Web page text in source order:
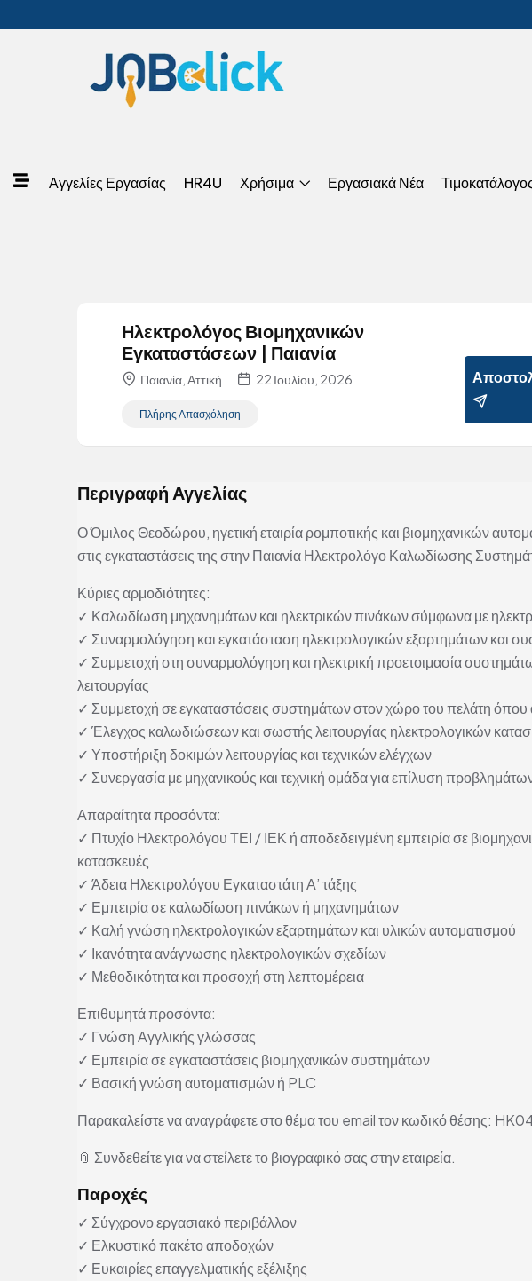
Αγγελίες Εργασίας HR4U Χρήσιμα Εργασιακά Νέα
Ηλεκτρολόγος Βιομηχανικών
Εγκαταστάσεων | Παιανία
Παιανία, Αττική 22 Ιουλίου, 2026
Πλήρης Απασχόληση
Περιγραφή Αγγελίας
Ο Όμιλος Θεοδώρου, ηγετική εταιρία ρομποτικής και βιομηχανικών
στις εγκαταστάσεις της στην Παιανία Ηλεκτρολόγο Καλωδίωσης
Κύριες αρμοδιότητες:
✓ Καλωδίωση μηχανημάτων και ηλεκτρικών πινάκων σύμφωνα με
✓ Συναρμολόγηση και εγκατάσταση ηλεκτρολογικών εξαρτημάτων και
✓ Συμμετοχή στη συναρμολόγηση και ηλεκτρική προετοιμασία
λειτουργίας
✓ Συμμετοχή σε εγκαταστάσεις συστημάτων στον χώρο του πελάτη όπου
✓ Έλεγχος καλωδιώσεων και σωστής λειτουργίας ηλεκτρολογικών
✓ Υποστήριξη δοκιμών λειτουργίας και τεχνικών ελέγχων
✓ Συνεργασία με μηχανικούς και τεχνική ομάδα για επίλυση
Απαραίτητα προσόντα:
✓ Πτυχίο Ηλεκτρολόγου ΤΕΙ / ΙΕΚ ή αποδεδειγμένη εμπειρία σε
κατασκευές
✓ Άδεια Ηλεκτρολόγου Εγκαταστάτη Α’ τάξης
✓ Εμπειρία σε καλωδίωση πινάκων ή μηχανημάτων
✓ Καλή γνώση ηλεκτρολογικών εξαρτημάτων και υλικών αυτοματισμού
✓ Ικανότητα ανάγνωσης ηλεκτρολογικών σχεδίων
✓ Μεθοδικότητα και προσοχή στη λεπτομέρεια
Επιθυμητά προσόντα:
✓ Γνώση Αγγλικής γλώσσας
✓ Εμπειρία σε εγκαταστάσεις βιομηχανικών συστημάτων
✓ Βασική γνώση αυτοματισμών ή PLC
Παρακαλείστε να αναγράφετε στο θέμα του email τον κωδικό θέσης:
📎 Συνδεθείτε για να στείλετε το βιογραφικό σας στην εταιρεία.
Παροχές
✓ Σύγχρονο εργασιακό περιβάλλον
✓ Ελκυστικό πακέτο αποδοχών
✓ Ευκαιρίες επαγγελματικής εξέλιξης